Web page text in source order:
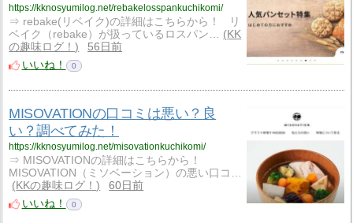
https://kknosyumilog.net/rebakelosspankuchikomi/
⇒ rebake(リベイク)の詳細はこちらから！ リ
ベイク（rebake）が扱っているロスパン…
KK
の趣味ログ！
56日前
いいね！
0
MISOVATIONの口コミは悪い？良
い？調べてみた！
https://kknosyumilog.net/misovationkuchikomi/
⇒ MISOVATIONの詳細はこちらから！
MISOVATION（ミソベーション）の悪い口コ…
KKの趣味ログ！
60日前
いいね！
0